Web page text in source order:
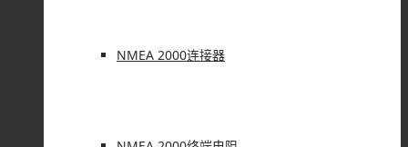
NMEA 2000连接器